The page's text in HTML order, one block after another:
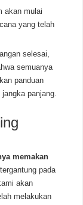
akan mulai
yang telah
selesai,
semuanya
panduan
panjang.
memakan
pada
akan
melakukan